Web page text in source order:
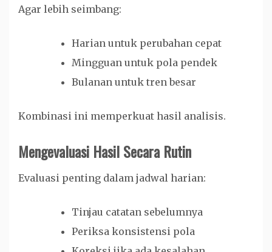
Agar lebih seimbang:
Harian untuk perubahan cepat
Mingguan untuk pola pendek
Bulanan untuk tren besar
Kombinasi ini memperkuat hasil analisis.
Mengevaluasi Hasil Secara Rutin
Evaluasi penting dalam jadwal harian:
Tinjau catatan sebelumnya
Periksa konsistensi pola